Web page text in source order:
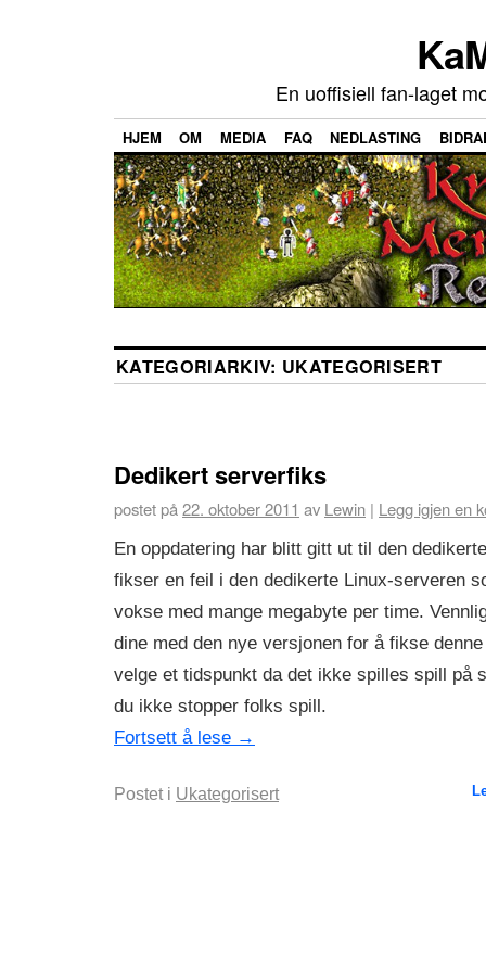
En uoffisiell fan-laget
HJEM OM MEDIA FAQ NEDLASTING
KATEGORIARKIV: UKATEGORISERT
Dedikert serverfiks
postet på22. oktober 2011 av Lewin | Legg igjen en
En oppdatering har blitt gitt ut til den
fikser en feil i den dedikerte Linux-serveren
vokse med mange megabyte per time.
dine med den nye versjonen for å fikse
velge et tidspunkt da det ikke spilles spill på
du ikke stopper folks spill.
Fortsett å lese →
Postet i Ukategorisert